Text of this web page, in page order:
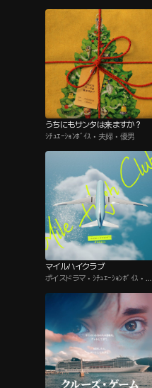
うちにもサンタは来ますか？
ｼﾁｭｴｰｼｮﾝﾎﾞｲｽ • 夫婦 • 優男
マイルハイクラブ
ボイスドラマ • ｼﾁｭｴｰｼｮﾝﾎﾞｲｽ • 飛